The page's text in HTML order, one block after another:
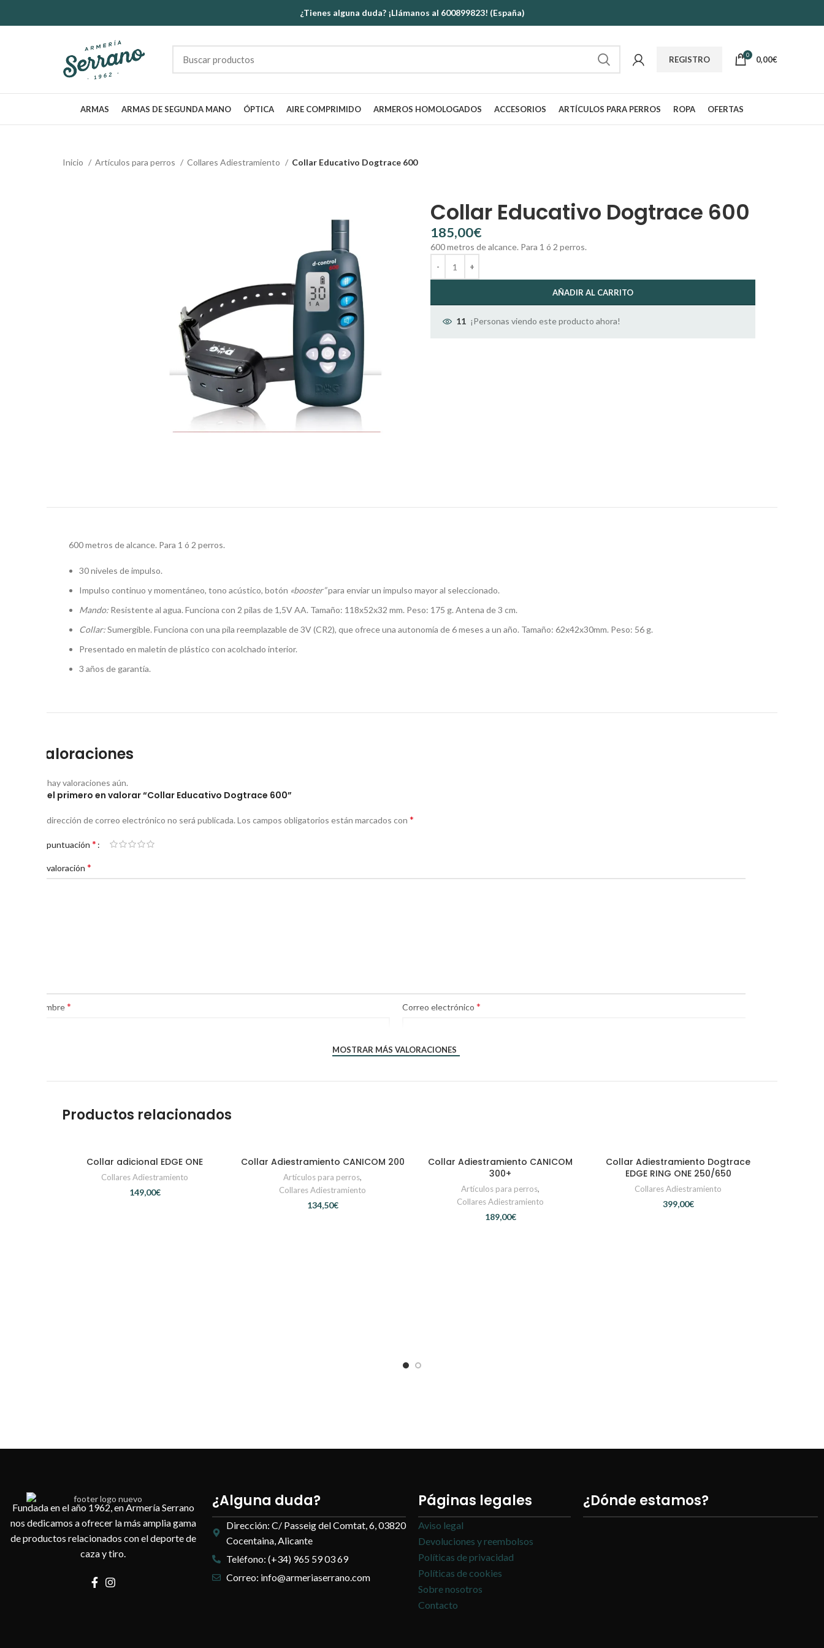
¿Tienes alguna duda? ¡Llámanos al 600899823! (España)
REGISTRO 0 0,00€
ARMAS ARMAS DE SEGUNDA MANO ÓPTICA AIRE COMPRIMIDO ARMEROS HOMOLOGADOS ACCESORIOS ARTÍCULOS PARA PERROS ROPA OFERTAS
Inicio Artículos para perros Collares Adiestramiento Collar Educativo Dogtrace 600
Collar Educativo Dogtrace 600
€
600 metros de alcance. Para 1 ó 2 perros.
AÑADIR AL CARRITO
11 ¡Personas viendo este producto ahora!
600 metros de alcance. Para 1 ó 2 perros.
30 niveles de impulso.
Impulso continuo y momentáneo, tono acústico, botón «booster”para enviar un impulso mayor al seleccionado.
Mando: Resistente al agua. Funciona con 2 pilas de 1,5V AA. Tamaño: 118x52x32 mm. Peso: 175 g. Antena de 3 cm.
Collar:Sumergible. Funciona con una pila reemplazable de 3V (CR2), que ofrece una autonomía de 6 meses a un año. Tamaño: 62x42x30mm. Peso: 56 g.
Presentado en maletín de plástico con acolchado interior.
3 años de garantía.
Valoraciones
No hay valoraciones aún.
Sé el primero en valorar “Collar Educativo Dogtrace 600”
Tu dirección de correo electrónico no será publicada. Los campos obligatorios están marcados con *
Tu puntuación *
Tu valoración *
Nombre* Correo electrónico *
MOSTRAR MÁS VALORACIONES
Productos relacionados
AÑADIR AL CARRITO
Collar adicional EDGE ONE
Collares Adiestramiento
€
AÑADIR AL CARRITO
Collar Adiestramiento CANICOM 200
Artículos para perros,
Collares Adiestramiento
€
AÑADIR AL CARRITO
Collar Adiestramiento CANICOM
300+
Artículos para perros,
Collares Adiestramiento
€
SELECCIONAR OPCIONES
Collar Adiestramiento Dogtrace
EDGE RING ONE 250/650
Collares Adiestramiento
€
Fundada en el año 1962, en Armería Serrano
nos dedicamos a ofrecer la más amplia gama
de productos relacionados con el deporte de
caza y tiro.
¿Alguna duda?
Dirección: C/ Passeig del Comtat, 6, 03820
Cocentaina, Alicante
Teléfono: (+34) 965 59 03 69
Correo: info@armeriaserrano.com
Páginas legales
Aviso legal
Devoluciones y reembolsos
Políticas de privacidad
Políticas de cookies
Sobre nosotros
Contacto
¿Dónde estamos?